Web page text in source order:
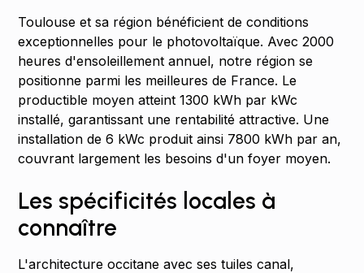
Toulouse et sa région bénéficient de conditions
exceptionnelles pour le photovoltaïque. Avec 2000
heures d'ensoleillement annuel, notre région se
positionne parmi les meilleures de France. Le
productible moyen atteint 1300 kWh par kWc
installé, garantissant une rentabilité attractive. Une
installation de 6 kWc produit ainsi 7800 kWh par an,
couvrant largement les besoins d'un foyer moyen.
Les spécificités locales à
connaître
L'architecture occitane avec ses tuiles canal,